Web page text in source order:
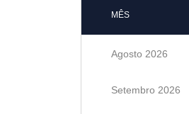
MÊS
Agosto 2026
Setembro 2026